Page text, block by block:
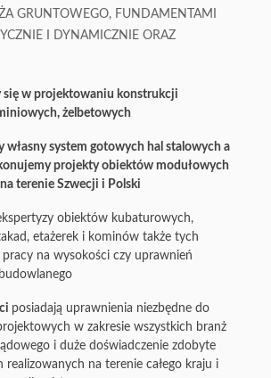
GRUNTOWEGO, FUNDAMENTAMI
I DYNAMICZNIE ORAZ
się w projektowaniu konstrukcji
żelbetowych
własny system gotowych hal stalowych a
projekty obiektów modułowych
terenie Szwecji i Polski
obiektów kubaturowych,
etażerek i kominów także tych
na wysokości czy uprawnień
posiadają uprawnienia niezbędne do
w zakresie wszystkich branż
i duże doświadczenie zdobyte
realizowanych na terenie całego kraju i